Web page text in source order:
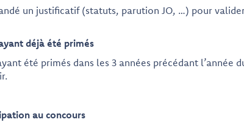
un justificatif (statuts, parution JO, …) pour
déjà été primés
été primés dans les 3 années précédant l’année
au concours